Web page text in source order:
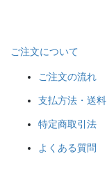
ご注文について
ご注文の流れ
支払方法・送料
特定商取引法
よくある質問